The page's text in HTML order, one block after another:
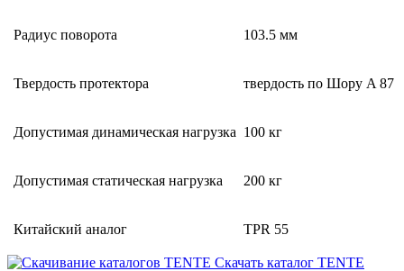
Радиус поворота 103.5 мм
Твердость протектора твердость по Шору A 87
Допустимая динамическая нагрузка 100 кг
Допустимая статическая нагрузка 200 кг
Китайский аналог TPR 55
Скачать каталог TENTE